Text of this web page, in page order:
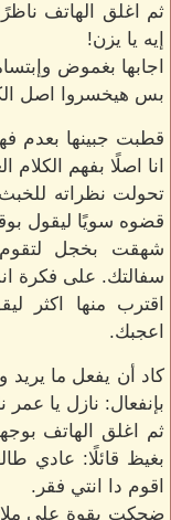
ثم اغلق الهاتف
إيه يا يزن!
اجابها بغموض
بس هيخسروا اصل
قطبت جبينها بعدم
انا اصلًا بفهم الكلام
تحولت نظراته
قضوه سويًا ليقول
شهقت بخجل لتقوم
سفالتك. على فكرة
اقترب منها اكثر
اعجبك.
كاد أن يفعل ما
بإنفعال: نازل يا
ثم اغلق الهاتف
بغيظ قائلًا: عادي
اقوم دا انتي فقر.
ضحكت بقوة على